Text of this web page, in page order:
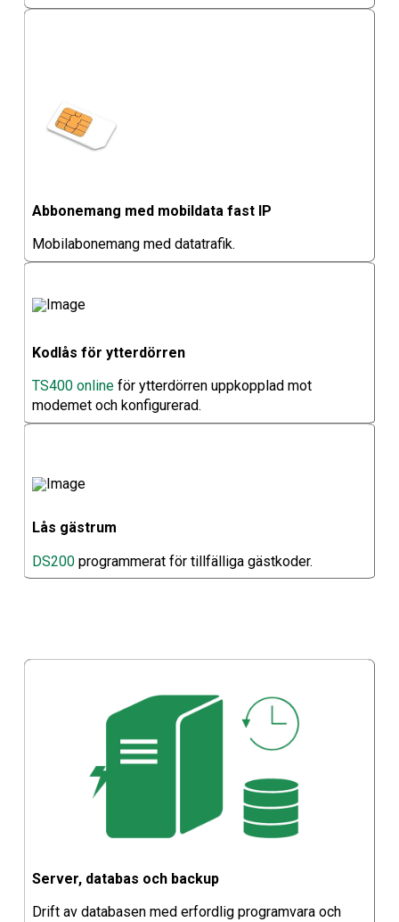
Abbonemang med mobildata fast IP
Mobilabonemang med datatrafik.
Kodlås för ytterdörren
TS400 onlineför ytterdörren uppkopplad mot
modemet och konfigurerad.
Lås gästrum
DS200programmerat för tillfälliga gästkoder.
Server, databas och backup
Drift av databasen med erfordlig programvara och